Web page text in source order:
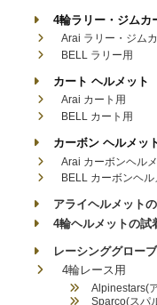
4輪ラリー・ジムカ
Arai ラリー・ジム
BELL ラリー用
カート ヘルメット
Arai カート用
BELL カート用
カーボン ヘルメッ
Arai カーボンヘル
BELL カーボンヘル
アライヘルメット
4輪ヘルメットの試
レーシンググローブ
4輪レース用
Alpinestars(
Sparco(スパ